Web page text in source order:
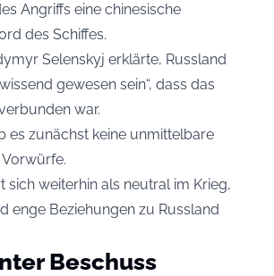
Angriffs eine chinesische
des Schiffes.
Selenskyj erklärte, Russland
gewesen sein“, dass das
war.
es zunächst keine unmittelbare
sich weiterhin als neutral im Krieg,
enge Beziehungen zu Russland
Beschuss